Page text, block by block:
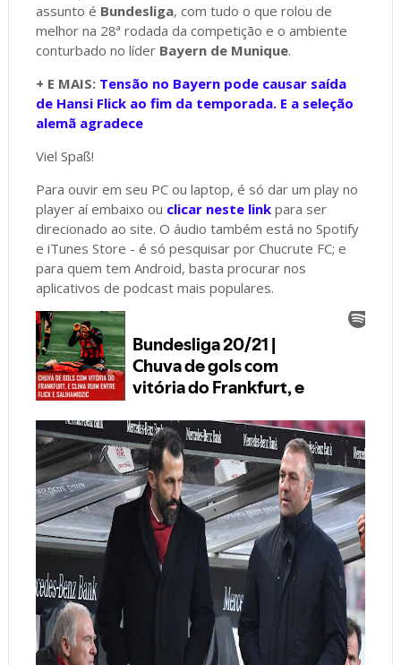
assunto é Bundesliga, com tudo o que rolou de
melhor na 28ª rodada da competição e o ambiente
conturbado no líder Bayern de Munique.
+ E MAIS: Tensão no Bayern pode causar saída
de Hansi Flick ao fim da temporada. E a seleção
alemã agradece
Viel Spaß!
Para ouvir em seu PC ou laptop, é só dar um play no
player aí embaixo ou clicar neste linkpara ser
direcionado ao site. O áudio também está no Spotify
e iTunes Store - é só pesquisar por Chucrute FC; e
para quem tem Android, basta procurar nos
aplicativos de podcast mais populares.